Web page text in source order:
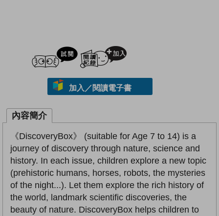
試閲
加入／閱讀電子書
內容簡介
《DiscoveryBox》 (suitable for Age 7 to 14) is a
journey of discovery through nature, science and
history. In each issue, children explore a new topic
(prehistoric humans, horses, robots, the mysteries
of the night...). Let them explore the rich history of
the world, landmark scientific discoveries, the
beauty of nature. DiscoveryBox helps children to